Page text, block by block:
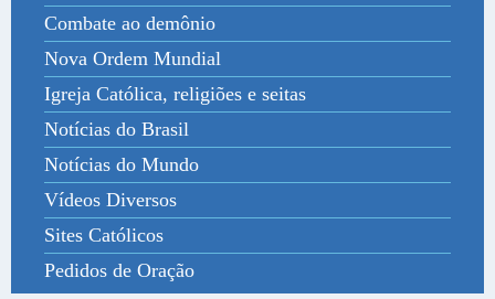
Combate ao demônio
Nova Ordem Mundial
Igreja Católica, religiões e seitas
Notícias do Brasil
Notícias do Mundo
Vídeos Diversos
Sites Católicos
Pedidos de Oração